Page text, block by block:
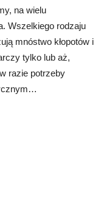
na wielu
Wszelkiego rodzaju
mnóstwo kłopotów i
tylko lub aż,
razie potrzeby